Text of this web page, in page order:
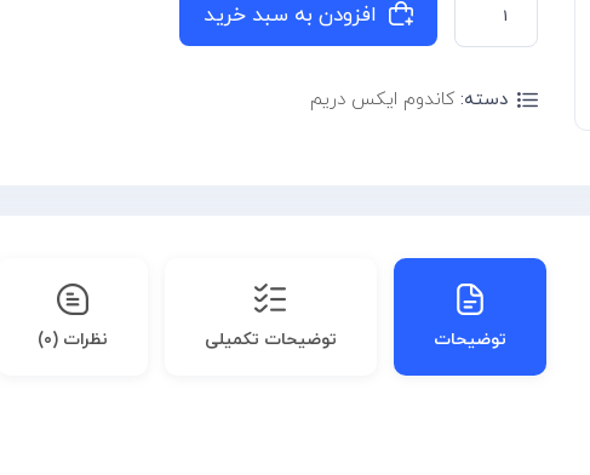
افزودن به سبد خرید
دسته: کاندوم ایکس دریم
توضیحات توضیحات تکمیلی نظرات (۰)